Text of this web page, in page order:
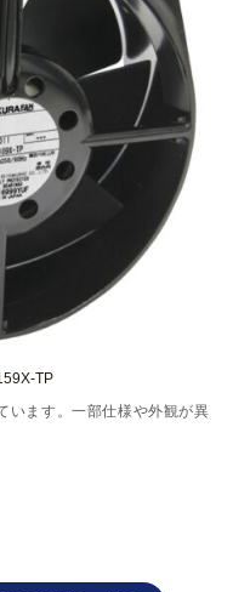
TP
います。一部仕様や外観が異